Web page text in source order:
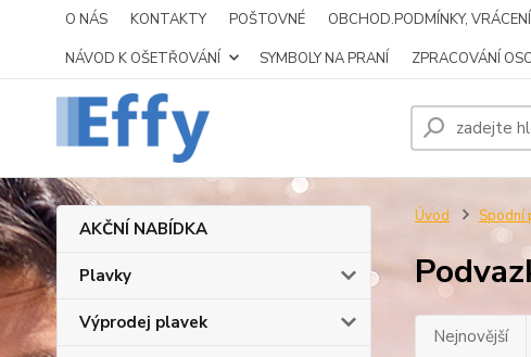
O NÁS KONTAKTY POŠTOVNÉ OBCHOD.PODMÍNKY,
NÁVOD K OŠETŘOVÁNÍ
SYMBOLY NA PRANÍ ZPRACOVÁNÍ
AKČNÍ NABÍDKA
Plavky
Výprodej plavek
Úvod Spodní
Nejnovější